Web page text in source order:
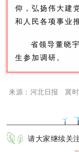
仰，弘扬伟大建
和人民各项事业
省领导董晓
生参加调研。
来源 ：河北日报 冀
请大家继续关